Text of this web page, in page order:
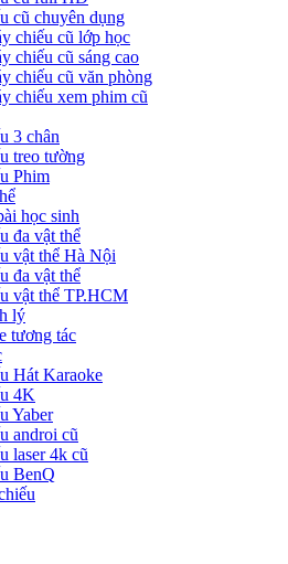
cũ chuyên dụng
chiếu cũ lớp học
chiếu cũ sáng cao
chiếu cũ văn phòng
chiếu xem phim cũ
3 chân
treo tường
Phim
học sinh
đa vật thể
vật thể Hà Nội
đa vật thể
vật thể TP.HCM
lý
tương tác
Hát Karaoke
4K
Yaber
androi cũ
laser 4k cũ
BenQ